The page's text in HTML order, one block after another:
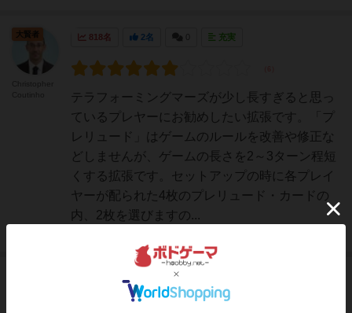
818名 2名 充実
テラフォーミングマーズが少し長すぎると思っ
ているプレヤーにお勧めしたい拡張です。「プ
レリュード」はゲームのルールを改善や修正な
どしませんが、ゲームの長さを2～3ターン程短
くする拡張です。セットアップの時に各プレイ
ヤーが配られた4枚のプレリュード・カードの
内、2枚を選びますの...
大賢者